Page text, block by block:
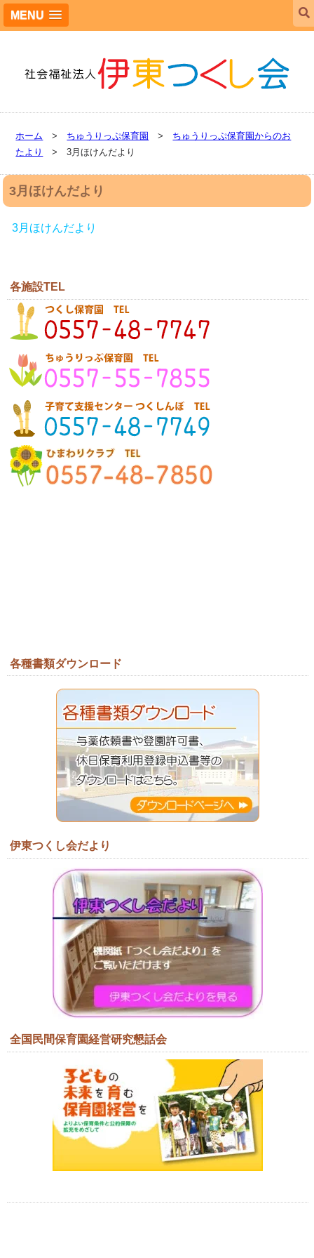
MENU
ホーム > ちゅうりっぷ保育園 > ちゅうりっぷ保育園からのお
たより
> 3月ほけんだより
3月ほけんだより
3月ほけんだより
各施設TEL
各種書類ダウンロード
伊東つくし会だより
全国民間保育園経営研究懇話会